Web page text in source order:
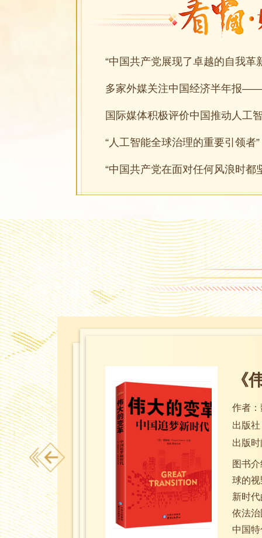
多家外媒关注中国经济半年报
“人工智能全球治理的重要引领者”
“中国共产党在面对任何风浪时都
《
作者
出版
出版时
图书
球的
新时
依法
中国